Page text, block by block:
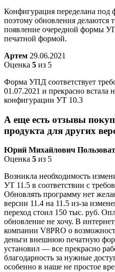
Конфигурация переделана под
поэтому обновления делаются
появление очередной формы
печатной формой.
Артем 29.06.2021
Оценка 5 из 5
Форма УПД соответствует
01.07.2021 и прекрасно встала
конфигурации УТ 10.3
А еще есть отзывы
продукта для других
Юрий Михайлович
Оценка 5 из 5
Возникла необходимость
УТ 11.5 в соответствии с
Обновлять программу нет
версии 11.4 на 11.5 из-за
переход стоил 150 тыс. руб.
обновление не хочу. В
компании V8PRO о
деньги внешнюю печатную
установил — все прекрасно
благодарность за нужные
особенно в наше не простое